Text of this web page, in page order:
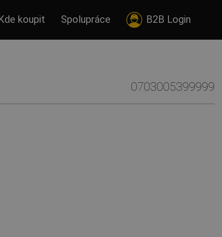
koupit Spolupráce B2B Login
0703005399999